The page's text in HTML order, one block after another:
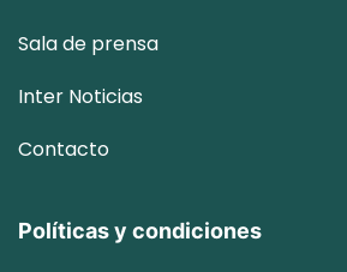
Sala de prensa
Inter Noticias
Contacto
Políticas y condiciones